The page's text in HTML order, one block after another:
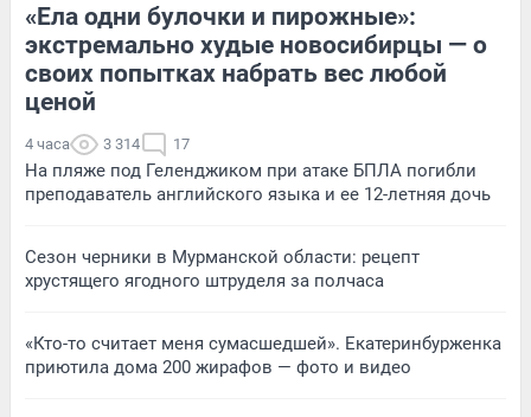
«Ела одни булочки и пирожные»:
экстремально худые новосибирцы — о
своих попытках набрать вес любой
ценой
4 часа 3 314 17
На пляже под Геленджиком при атаке БПЛА погибли
преподаватель английского языка и ее 12-летняя дочь
Сезон черники в Мурманской области: рецепт
хрустящего ягодного штруделя за полчаса
«Кто-то считает меня сумасшедшей». Екатеринбурженка
приютила дома 200 жирафов — фото и видео